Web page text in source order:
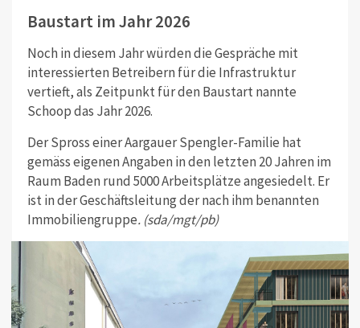
Baustart im Jahr 2026
Noch in diesem Jahr würden die Gespräche mit
interessierten Betreibern für die Infrastruktur
vertieft, als Zeitpunkt für den Baustart nannte
Schoop das Jahr 2026.
Der Spross einer Aargauer Spengler-Familie hat
gemäss eigenen Angaben in den letzten 20 Jahren im
Raum Baden rund 5000 Arbeitsplätze angesiedelt. Er
ist in der Geschäftsleitung der nach ihm benannten
Immobiliengruppe. (sda/mgt/pb)